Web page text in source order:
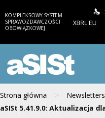
KOMPLEKSOWY SYSTEM
SPRAWOZDAWCZOŚCI
OBOWIĄZKOWEJ
XBRL.EU
aSISt
Strona główna > Newsletters
aSISt 5.41.9.0: Aktualizacja